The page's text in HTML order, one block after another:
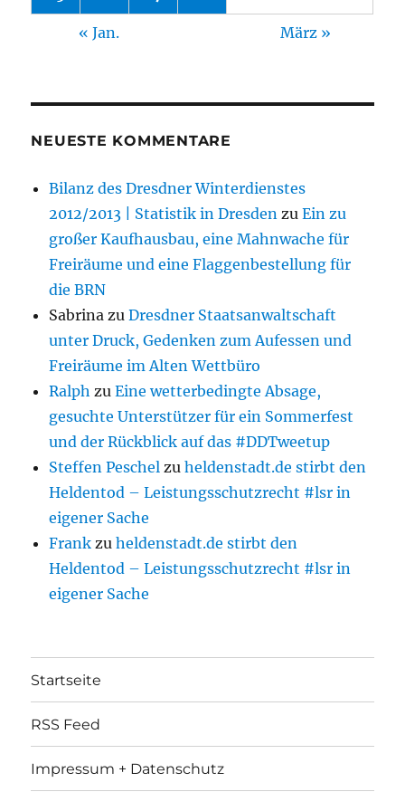
« Jan. März »
NEUESTE KOMMENTARE
Bilanz des Dresdner Winterdienstes
2012/2013 | Statistik in Dresden zuEin zu
großer Kaufhausbau, eine Mahnwache für
Freiräume und eine Flaggenbestellung für
die BRN
Sabrina zuDresdner Staatsanwaltschaft
unter Druck, Gedenken zum Aufessen und
Freiräume im Alten Wettbüro
Ralph zuEine wetterbedingte Absage,
gesuchte Unterstützer für ein Sommerfest
und der Rückblick auf das #DDTweetup
Steffen Peschel zuheldenstadt.de stirbt den
Heldentod – Leistungsschutzrecht #lsr in
eigener Sache
Frank zuheldenstadt.de stirbt den
Heldentod – Leistungsschutzrecht #lsr in
eigener Sache
Startseite
RSS Feed
Impressum + Datenschutz